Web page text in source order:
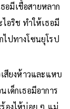
อมีเชื้อสายหลาก
อริช ทำให้เธอมี
ปทางโซนยุโรป
สียงห้าวและแหบ
ด็กเธอมีอาการ
ร้องไห้บ่อย ๆ แม่